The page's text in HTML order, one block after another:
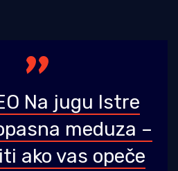
Na jugu Istre
meduza –
ako vas opeče